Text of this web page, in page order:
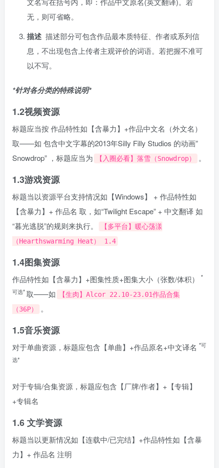
无，则可省略。
描述 描述部分可包含作品最本质特征、作者或系列信
息，不出现包含上传者主观评价的词语。若把握不准可
以不写。
*针对各分类的特殊说明*
1.2视频资源
标题应当按 作品特性如【含暴力】+作品中文名（外文名）
取——如 包含中文字幕的2013年Silly Filly Studios 的动画”
Snowdrop” ，标题应当为
【入圈必看】落雪（Snowdrop） 。
1.3游戏资源
标题当以资源平台支持情况如【Windows】 + 作品特性如
【含暴力】+ 作品名 取，如“Twilight Escape” + 中文翻译 如
“暮光逃脱”的规则来执行。
【多平台】暖心荡漾
（Hearthswarming Heat） 1.4
1.4图集资源
作品特性如【含暴力】+图集性质+图集大小（张数/体积）
*
可选*取——如
【生肉】Alcor 22.10-23.01作品合集
（36P）
。
1.5音乐资源
对于单曲资源，标题应包含【单曲】+作品原名+中文译名 *可
选*
对于专辑/合集资源，标题应包含【厂牌/作者】+【专辑】
+专辑名
1.6 文学资源
标题当以更新情况如【连载中/已完结】+作品特性如【含暴
力】+ 作品名 注明